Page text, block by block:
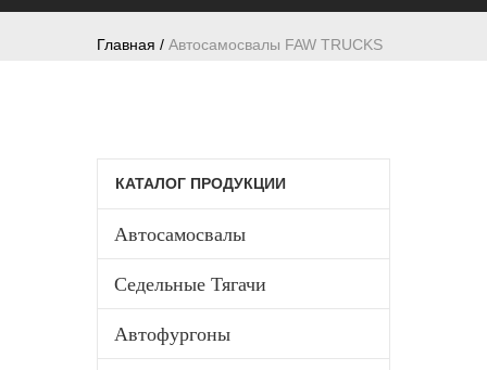
Главная / Автосамосвалы FAW TRUCKS
КАТАЛОГ ПРОДУКЦИИ
Автосамосвалы
Седельные Тягачи
Автофургоны